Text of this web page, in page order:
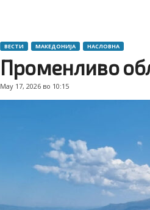
ВЕСТИ МАКЕДОНИЈА НАСЛОВНА
Променливо
May 17, 2026 во 10:15